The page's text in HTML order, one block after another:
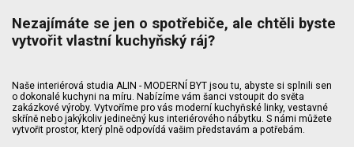
Nezajímáte se jen o spotřebiče, ale chtěli byste
vytvořit vlastní kuchyňský ráj?
Naše interiérová studia ALIN - MODERNÍ BYT jsou tu, abyste si splnili sen
o dokonalé kuchyni na míru. Nabízíme vám šanci vstoupit do světa
zakázkové výroby. Vytvoříme pro vás moderní kuchyňské linky, vestavné
skříně nebo jakýkoliv jedinečný kus interiérového nábytku. S námi můžete
vytvořit prostor, který plně odpovídá vašim představám a potřebám.